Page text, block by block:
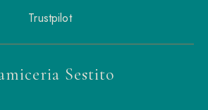
Trustpilot
Sestito